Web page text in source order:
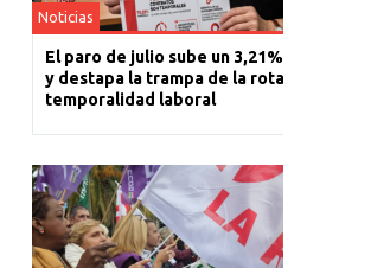
Noticias
El paro de julio sube un 3,21% en La
y destapa la trampa de la rotación y la
temporalidad laboral